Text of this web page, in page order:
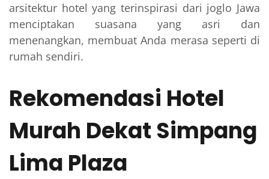
arsitektur hotel yang terinspirasi dari joglo Jawa
menciptakan suasana yang asri dan
menenangkan, membuat Anda merasa seperti di
rumah sendiri.
Rekomendasi Hotel
Murah Dekat Simpang
Lima Plaza